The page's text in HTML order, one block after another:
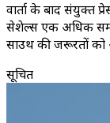
वार्ता के बाद संयुक्त
सेशेल्स एक अधिक
साउथ की जरूरतों को
सूचित